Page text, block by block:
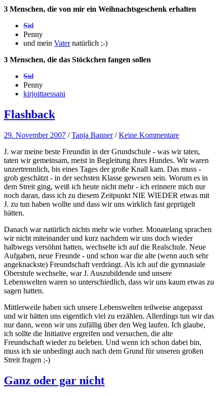
3 Menschen, die von mir ein Weihnachtsgeschenk erhalten
Sid
Penny
und mein Vaternatürlich ;-)
3 Menschen, die das Stöckchen fangen sollen
Sid
Penny
kirjoittaessani
Flashback
29. November 2007 /Tanja Banner /Keine Kommentare
J. war meine beste Freundin in der Grundschule - was wir taten,
taten wir gemeinsam, meist in Begleitung ihres Hundes. Wir waren
unzertrennlich, bis eines Tages der große Knall kam. Das muss -
grob geschätzt - in der sechsten Klasse gewesen sein. Worum es in
dem Streit ging, weiß ich heute nicht mehr - ich erinnere mich nur
noch daran, dass ich zu diesem Zeitpunkt NIE WIEDER etwas mit
J. zu tun haben wollte und dass wir uns wirklich fast geprügelt
hätten.
Danach war natürlich nichts mehr wie vorher. Monatelang sprachen
wir nicht miteinander und kurz nachdem wir uns doch wieder
halbwegs versöhnt hatten, wechselte ich auf die Realschule. Neue
Aufgaben, neue Freunde - und schon war die alte (wenn auch sehr
angeknackste) Freundschaft verdrängt. Als ich auf die gymnasiale
Oberstufe wechselte, war J. Auszubildende und unsere
Lebenswelten waren so unterschiedlich, dass wir uns kaum etwas zu
sagen hatten.
Mittlerweile haben sich unsere Lebenswelten teilweise angepasst
und wir hätten uns eigentlich viel zu erzählen. Allerdings tun wir das
nur dann, wenn wir uns zufällig über den Weg laufen. Ich glaube,
ich sollte die Initiative ergreifen und versuchen, die alte
Freundschaft wieder zu beleben. Und wenn ich schon dabei bin,
muss ich sie unbedingt auch nach dem Grund für unseren großen
Streit fragen ;-)
Ganz oder gar nicht